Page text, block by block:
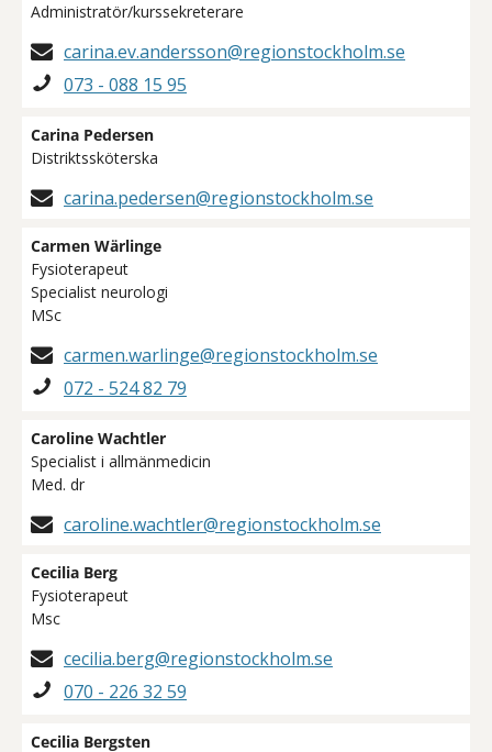
Administratör/kurssekreterare
carina.ev.andersson@regionstockholm.se
073 - 088 15 95
Carina Pedersen
Distriktssköterska
carina.pedersen@regionstockholm.se
Carmen Wärlinge
Fysioterapeut
Specialist neurologi
MSc
carmen.warlinge@regionstockholm.se
072 - 524 82 79
Caroline Wachtler
Specialist i allmänmedicin
Med. dr
caroline.wachtler@regionstockholm.se
Cecilia Berg
Fysioterapeut
Msc
cecilia.berg@regionstockholm.se
070 - 226 32 59
Cecilia Bergsten